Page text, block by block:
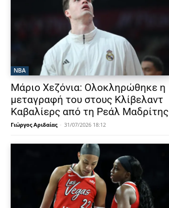
NBA
Μάριο Χεζόνια: Ολοκληρώθηκε η
μεταγραφή του στους Κλίβελαντ
Καβαλίερς από τη Ρεάλ Μαδρίτης
Γιώργος Αριδαίας - 31/07/2026 18:12